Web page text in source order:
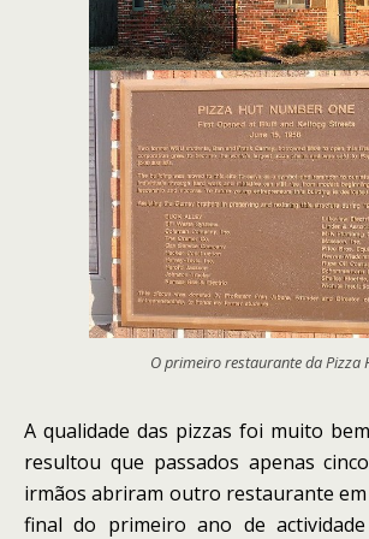
O primeiro restaurante da Pizza
A qualidade das pizzas foi muito
resultou que passados apenas
irmãos abriram outro restaurante
final do primeiro ano de